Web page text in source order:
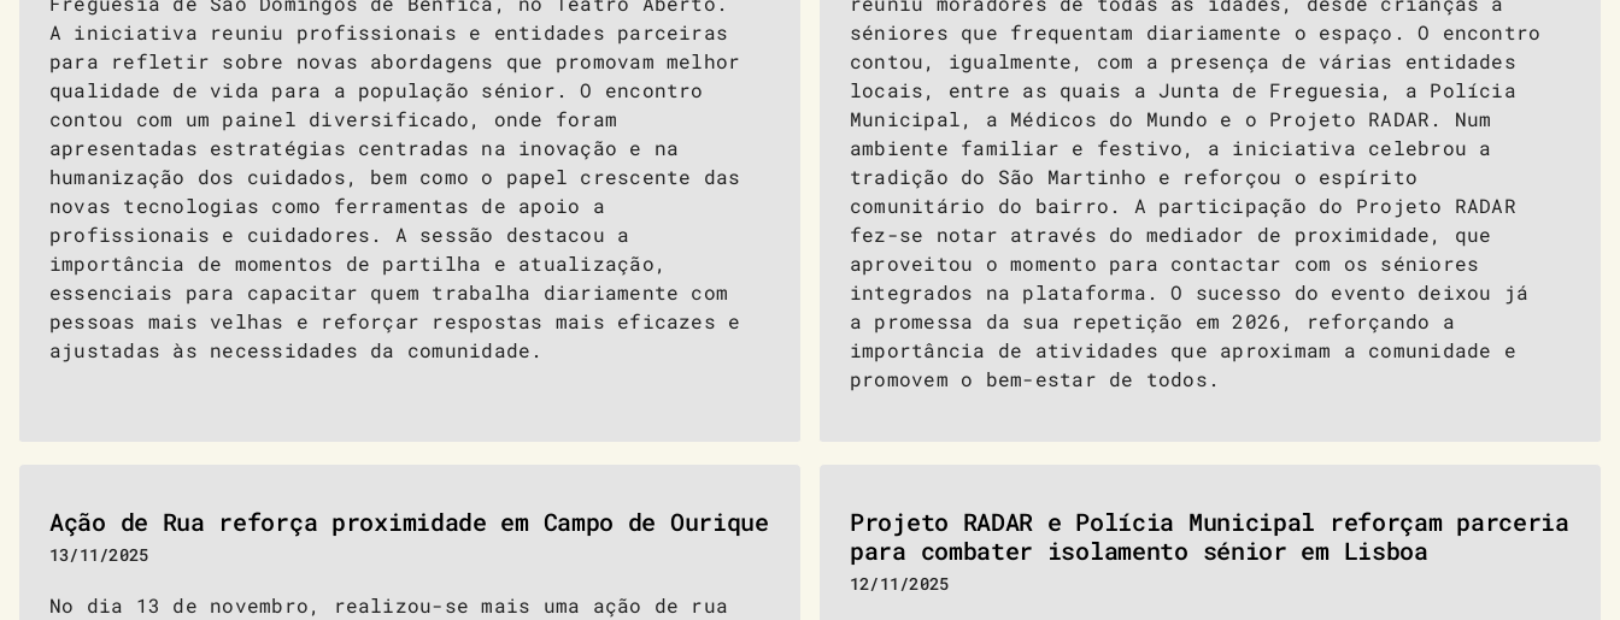
A iniciativa reuniu profissionais e entidades parceiras
para refletir sobre novas abordagens que promovam melhor
qualidade de vida para a população sénior. O encontro
contou com um painel diversificado, onde foram
apresentadas estratégias centradas na inovação e na
humanização dos cuidados, bem como o papel crescente das
novas tecnologias como ferramentas de apoio a
profissionais e cuidadores. A sessão destacou a
importância de momentos de partilha e atualização,
essenciais para capacitar quem trabalha diariamente com
pessoas mais velhas e reforçar respostas mais eficazes e
ajustadas às necessidades da comunidade.
séniores que frequentam diariamente o espaço. O encontro
contou, igualmente, com a presença de várias entidades
locais, entre as quais a Junta de Freguesia, a Polícia
Municipal, a Médicos do Mundo e o Projeto RADAR. Num
ambiente familiar e festivo, a iniciativa celebrou a
tradição do São Martinho e reforçou o espírito
comunitário do bairro. A participação do Projeto RADAR
fez-se notar através do mediador de proximidade, que
aproveitou o momento para contactar com os séniores
integrados na plataforma. O sucesso do evento deixou já
a promessa da sua repetição em 2026, reforçando a
importância de atividades que aproximam a comunidade e
promovem o bem-estar de todos.
Ação de Rua reforça proximidade em Campo de Ourique
13/11/2025
No dia 13 de novembro, realizou-se mais uma ação de rua
Projeto RADAR e Polícia Municipal reforçam parceria
para combater isolamento sénior em Lisboa
12/11/2025